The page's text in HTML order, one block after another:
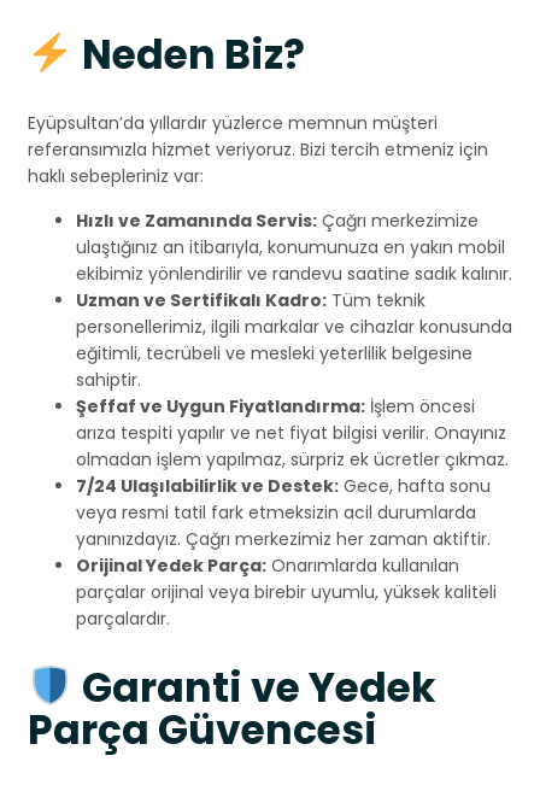
Neden Biz?
Eyüpsultan’da yıllardır yüzlerce memnun müşteri
referansımızla hizmet veriyoruz. Bizi tercih etmeniz için
haklı sebepleriniz var:
Hızlı ve Zamanında Servis: Çağrı merkezimize
ulaştığınız an itibarıyla, konumunuza en yakın mobil
ekibimiz yönlendirilir ve randevu saatine sadık kalınır.
Uzman ve Sertifikalı Kadro: Tüm teknik
personellerimiz, ilgili markalar ve cihazlar konusunda
eğitimli, tecrübeli ve mesleki yeterlilik belgesine
sahiptir.
Şeffaf ve Uygun Fiyatlandırma: İşlem öncesi
arıza tespiti yapılır ve net fiyat bilgisi verilir. Onayınız
olmadan işlem yapılmaz, sürpriz ek ücretler çıkmaz.
7/24 Ulaşılabilirlik ve Destek: Gece, hafta sonu
veya resmi tatil fark etmeksizin acil durumlarda
yanınızdayız. Çağrı merkezimiz her zaman aktiftir.
Orijinal Yedek Parça: Onarımlarda kullanılan
parçalar orijinal veya birebir uyumlu, yüksek kaliteli
parçalardır.
Garanti ve Yedek
Parça Güvencesi